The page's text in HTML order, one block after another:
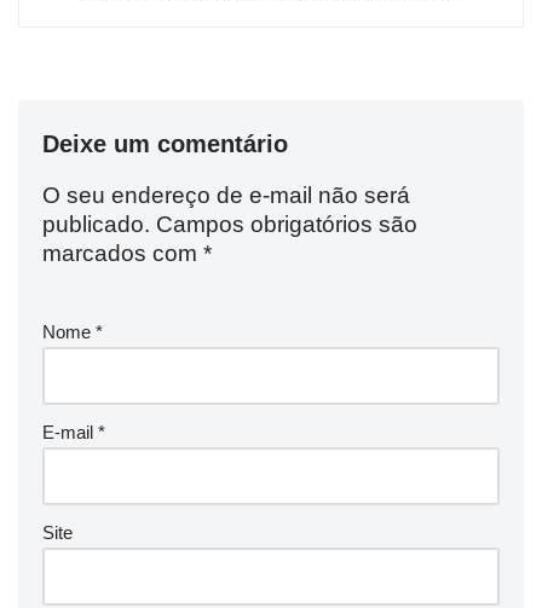
Deixe um comentário
O seu endereço de e-mail não será
publicado. Campos obrigatórios são
marcados com *
Nome *
E-mail *
Site